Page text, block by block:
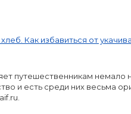
Как избавиться от
путешественникам
и есть среди них весьма